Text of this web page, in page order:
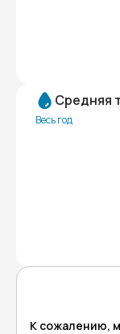
Средняя
Весь год
К сожалению,